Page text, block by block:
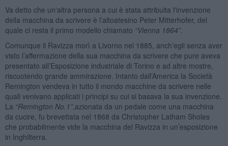
Va detto che un'altra persona a cui è stata attribuita l'invenzione
della macchina da scrivere è l’altoatesino Peter Mitterhofer, del
quale ci resta il primo modello chiamato “Vienna 1864”.
Comunque il Ravizza morì a Livorno nel 1885, anch’egli senza aver
visto l’affermazione della sua macchina da scrivere che pure aveva
presentato all’Esposizione industriale di Torino e ad altre mostre,
riscuotendo grande ammirazione. Intanto dall’America la Società
Remington vendeva in tutto il mondo macchine da scrivere nelle
quali venivano applicati i principi su cui si basava la sua invenzione.
La “Remington No.1”,azionata da un pedale come una macchina
da cucire, fu brevettata nel 1868 da Christopher Latham Sholes
che probabilmente vide la macchina del Ravizza in un’esposizione
in Inghilterra.